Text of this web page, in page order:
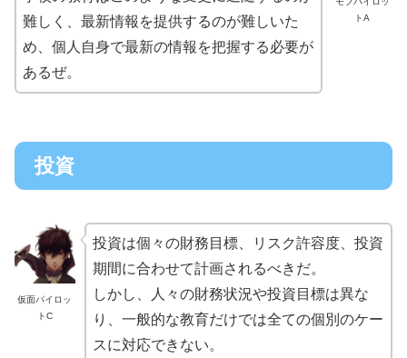
トA
難しく、最新情報を提供するのが難しいた
め、個人自身で最新の情報を把握する必要が
あるぜ。
投資
仮面パイロッ
トC
投資は個々の財務目標、リスク許容度、投資
期間に合わせて計画されるべきだ。
しかし、人々の財務状況や投資目標は異な
り、一般的な教育だけでは全ての個別のケー
スに対応できない。